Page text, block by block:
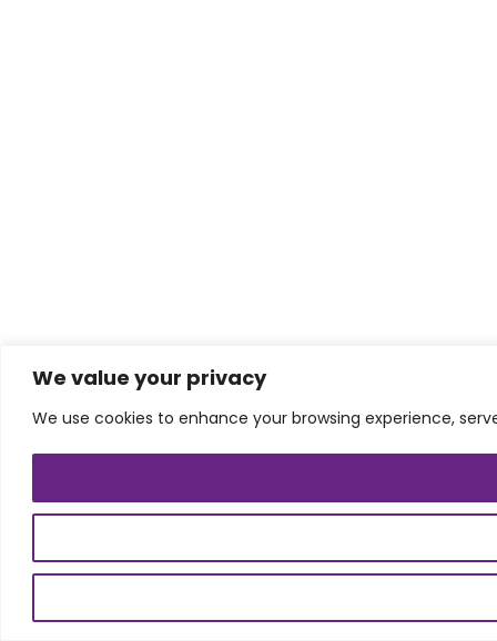
We value your privacy
We use cookies to enhance your browsing experience,